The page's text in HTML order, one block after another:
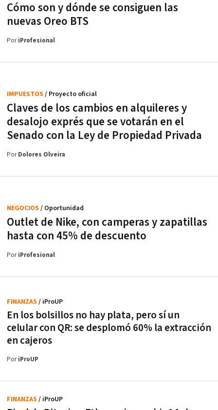
Cómo son y dónde se consiguen las
nuevas Oreo BTS
PoriProfesional
Claves de los cambios en alquileres y
desalojo exprés que se votarán en el
Senado con la Ley de Propiedad Privada
IMPUESTOS / Proyecto oficial
PorDolores Olveira
Outlet de Nike, con camperas y zapatillas
hasta con 45% de descuento
NEGOCIOS / Oportunidad
PoriProfesional
En los bolsillos no hay plata, pero sí un
celular con QR: se desplomó 60% la extracción
en cajeros
FINANZAS / iProUP
PoriProUP
FINANZAS / iProUP